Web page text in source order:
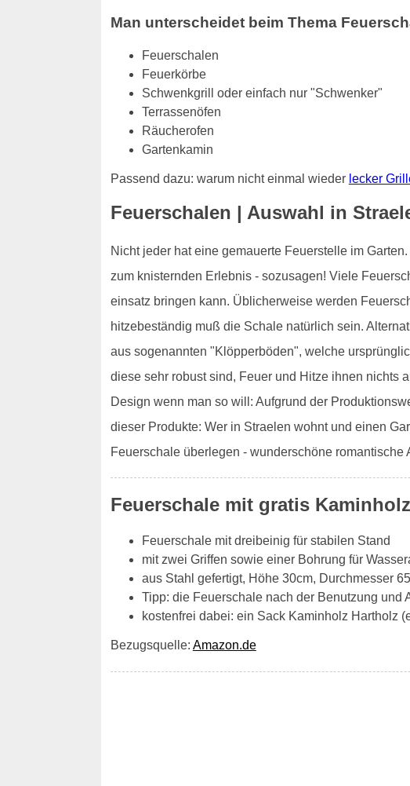
Man unterscheidet beim Thema
Feuerschalen
Feuerkörbe
Schwenkgrill oder einfach nur "Schwenker"
Terrassenöfen
Räucherofen
Gartenkamin
Passend dazu: warum nicht einmal wieder lecker
Feuerschalen | Auswahl in
Nicht jeder hat eine gemauerte Feuerstelle im
zum knisternden Erlebnis - sozusagen! Viele
einsatz bringen kann. Üblicherweise werden
hitzebeständig muß die Schale natürlich sein.
aus sogenannten "Klöpperböden", welche
diese sehr robust sind, Feuer und Hitze ihnen nichts
Design wenn man so will: Aufgrund der
dieser Produkte: Wer in Straelen wohnt und einen
Feuerschale überlegen - wunderschöne romantische
Feuerschale mit gratis Kaminholz
Feuerschale mit dreibeinig für stabilen Stand
mit zwei Griffen sowie einer Bohrung für
aus Stahl gefertigt, Höhe 30cm, Durchmesser
Tipp: die Feuerschale nach der Benutzung
kostenfrei dabei: ein Sack Kaminholz Hartholz
Bezugsquelle: Amazon.de